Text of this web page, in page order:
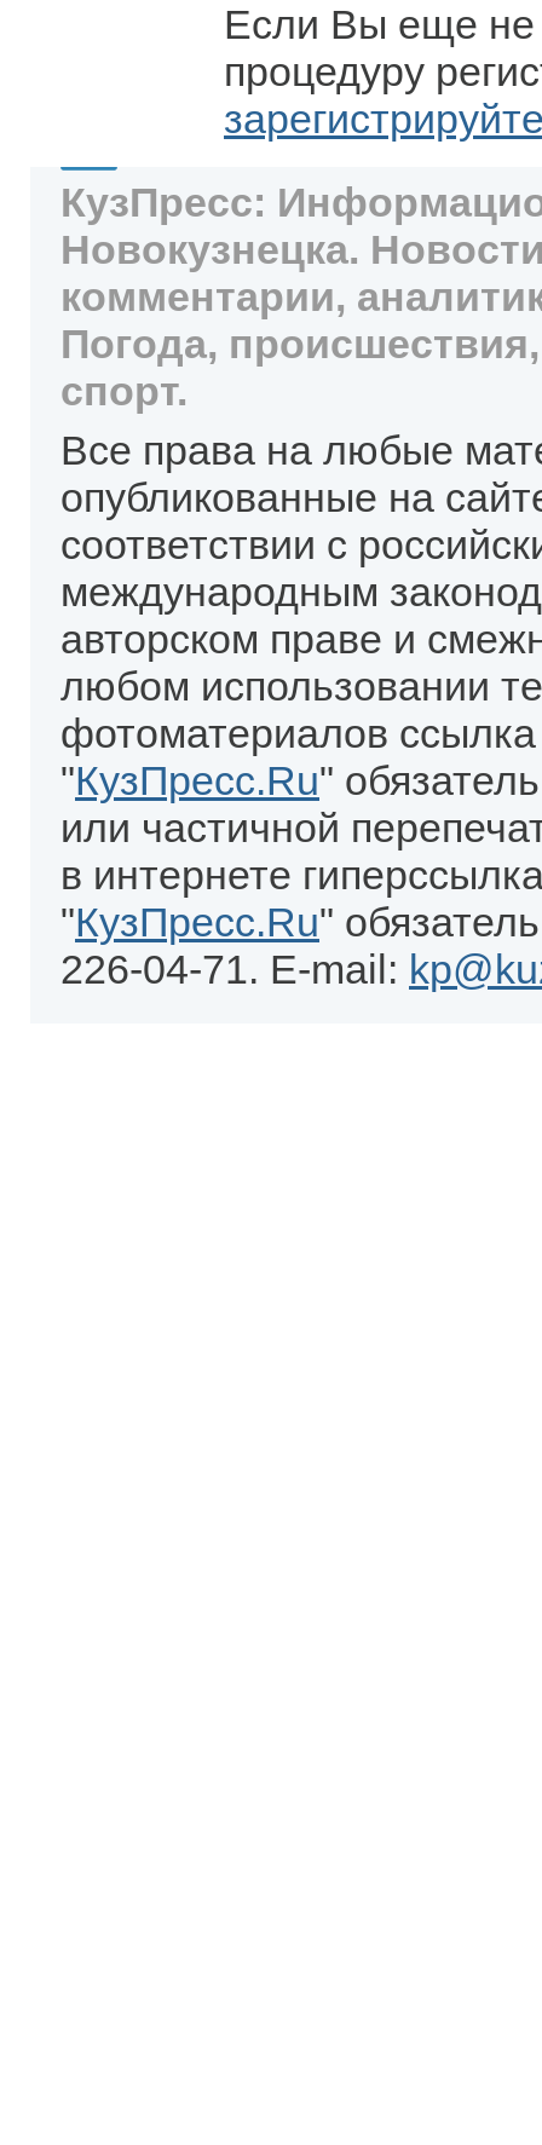
Если Вы еще не
процедуру
КузПресс:
Новокузнецка.
комментарии,
Погода,
спорт.
Все права на любые
опубликованные на
соответствии с
международным
авторском праве и
любом использовании
фотоматериалов
"КузПресс.Ru"
или частичной
в интернете
"КузПресс.Ru"
226-04-71. E-mail: